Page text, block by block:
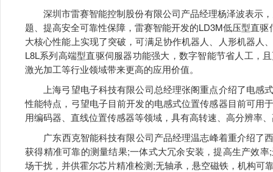
深圳市雷赛智能控制股份有限公司产品经理杨泽波表示
题、提高安全可靠性保障，雷赛智能开发的LD3M低压型直
大核心性能上实现了突破，可满足协作机器人、人形机器人
L8L系列高端型直驱伺服器功能强大，数字智能节省人工，
激光加工等行业领域带来更高的应用价值。
上海弓望电子科技有限公司总经理张阁重点介绍了电感
性能特点，弓望电子目前开发的电感式位置传感器目前可用
用编码器、直线位置传感器等领域，具有高转速、高分辨率
广东西克智能科技有限公司产品经理温志峰着重介绍了
获得精准可靠的测量结果;一体式大冗余安装，提高生产效
场干扰，并供霍尔芯片精准检测;无轴承，悬空磁铁，机构可